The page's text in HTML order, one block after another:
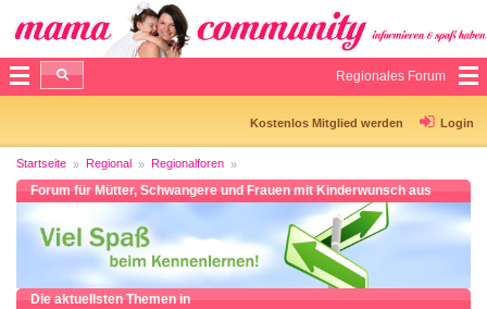
Regionales Forum
Kostenlos Mitglied werden Login
Startseite Regional Regionalforen
Forum für Mütter, Schwangere und Frauen mit Kinderwunsch aus
Die aktuellsten Themen in